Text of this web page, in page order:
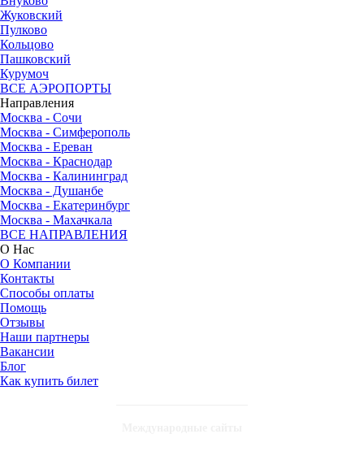
Жуковский
Пулково
Кольцово
Пашковский
Курумоч
ВСЕ АЭРОПОРТЫ
Направления
Москва - Сочи
Москва - Симферополь
Москва - Ереван
Москва - Краснодар
Москва - Калининград
Москва - Душанбе
Москва - Екатеринбург
Москва - Махачкала
ВСЕ НАПРАВЛЕНИЯ
О Нас
О Компании
Контакты
Способы оплаты
Помощь
Отзывы
Наши партнеры
Вакансии
Блог
Как купить билет